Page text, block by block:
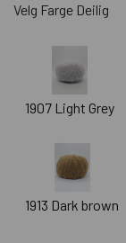
Velg Farge Deilig
1907 Light Grey
1913 Dark brown